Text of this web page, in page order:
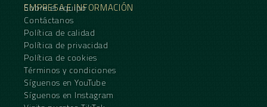
EMPRESA E INFORMACIÓN
Sobre el equipo
Contáctanos
Política de calidad
Política de privacidad
Política de cookies
Términos y condiciones
Síguenos en YouTube
Síguenos en Instagram